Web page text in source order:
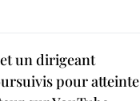
un dirigeant
pour atteinte